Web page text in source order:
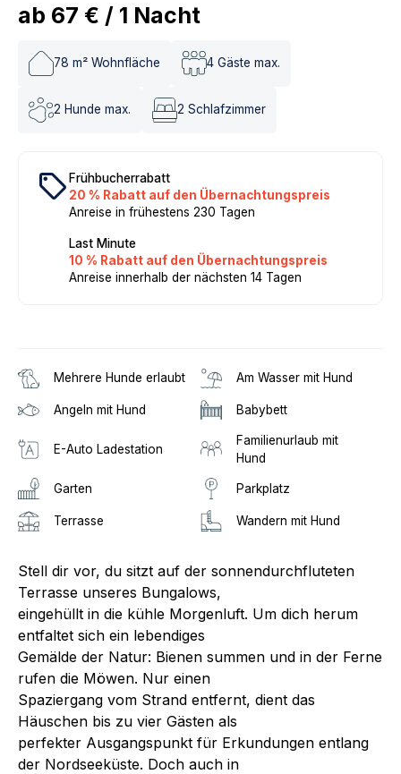
ab 67 € / 1 Nacht
78 m² Wohnfläche 4 Gäste max.
2 Hunde max. 2 Schlafzimmer
local_offer Frühbucherrabatt
20 % Rabatt auf den Übernachtungspreis
Anreise in frühestens 230 Tagen
Last Minute
10 % Rabatt auf den Übernachtungspreis
Anreise innerhalb der nächsten 14 Tagen
Mehrere Hunde erlaubt Am Wasser mit Hund
Angeln mit Hund Babybett
E-Auto Ladestation
Familienurlaub mit
Hund
Garten Parkplatz
Terrasse Wandern mit Hund
Stell dir vor, du sitzt auf der sonnendurchfluteten
Terrasse unseres Bungalows,
eingehüllt in die kühle Morgenluft. Um dich herum
entfaltet sich ein lebendiges
Gemälde der Natur: Bienen summen und in der Ferne
rufen die Möwen. Nur einen
Spaziergang vom Strand entfernt, dient das
Häuschen bis zu vier Gästen als
perfekter Ausgangspunkt für Erkundungen entlang
der Nordseeküste. Doch auch in